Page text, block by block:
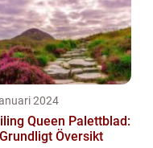
2024
Queen Palettblad:
Översikt